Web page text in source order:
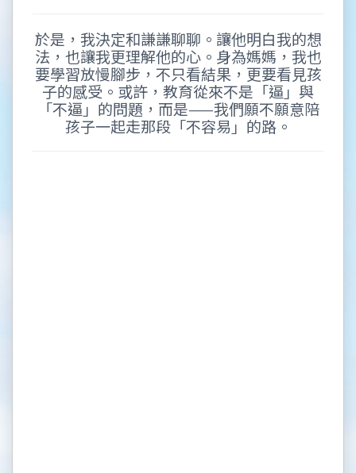
於是，我決定和謙謙聊聊。讓他明白我的想
法，也讓我更理解他的心。身為媽媽，我也
要學習放慢腳步，不只看結果，更要看見孩
子的感受。或許，教育從來不是「逼」與
「不逼」的問題，而是——我們願不願意陪
孩子一起走那段「不容易」的路。